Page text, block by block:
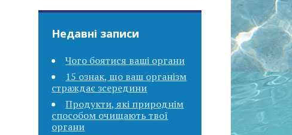
Недавні записи
Чого боятися ваші органи
15 ознак, що ваш організм
страждає зсередини
Продукти, які природнім
способом очищають твої
органи